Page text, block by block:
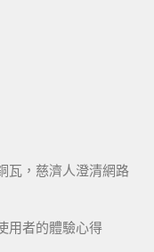
瓦，慈濟人澄清網路
用者的體驗心得